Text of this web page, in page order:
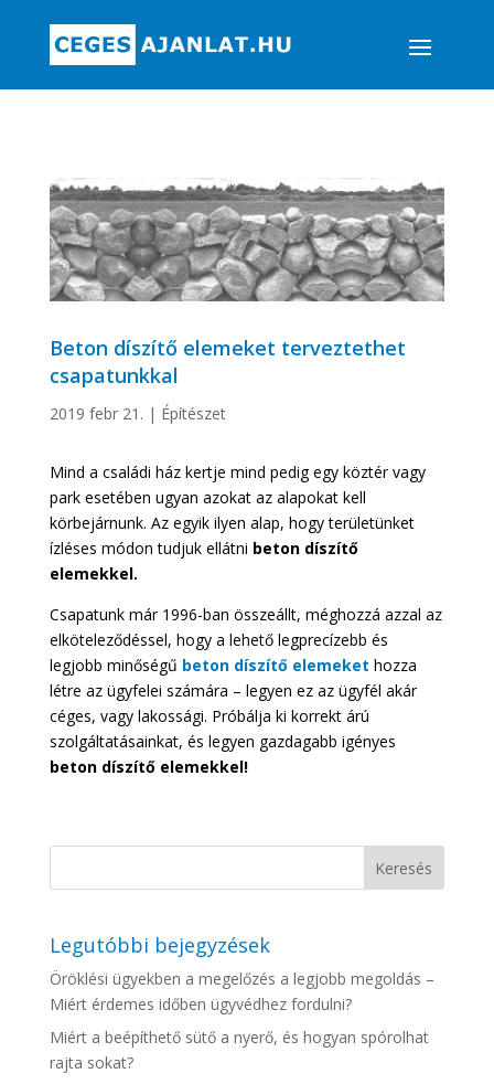
Beton díszítő elemeket terveztethet
csapatunkkal
2019 febr 21. | Építészet
Mind a családi ház kertje mind pedig egy köztér vagy
park esetében ugyan azokat az alapokat kell
körbejárnunk. Az egyik ilyen alap, hogy területünket
ízléses módon tudjuk ellátni beton díszítő
elemekkel.
Csapatunk már 1996-ban összeállt, méghozzá azzal az
elköteleződéssel, hogy a lehető legprecízebb és
legjobb minőségű beton díszítő elemeket hozza
létre az ügyfelei számára – legyen ez az ügyfél akár
céges, vagy lakossági. Próbálja ki korrekt árú
szolgáltatásainkat, és legyen gazdagabb igényes
beton díszítő elemekkel!
Legutóbbi bejegyzések
Öröklési ügyekben a megelőzés a legjobb megoldás –
Miért érdemes időben ügyvédhez fordulni?
Miért a beépíthető sütő a nyerő, és hogyan spórolhat
rajta sokat?